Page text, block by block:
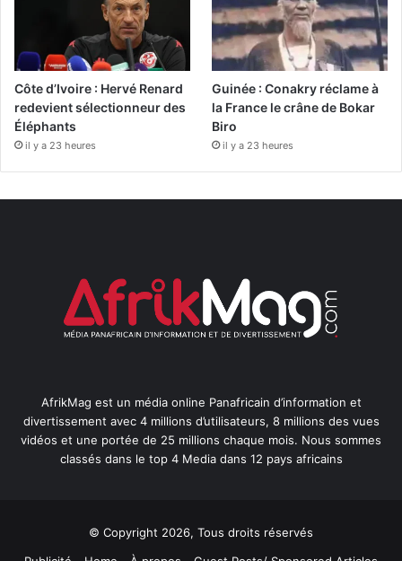
Côte d’Ivoire : Hervé Renard
redevient sélectionneur des
Éléphants
il y a 23 heures
Guinée : Conakry réclame à
la France le crâne de Bokar
Biro
il y a 23 heures
AfrikMag est un média online Panafricain d’information et
divertissement avec 4 millions d’utilisateurs, 8 millions des vues
vidéos et une portée de 25 millions chaque mois. Nous sommes
classés dans le top 4 Media dans 12 pays africains
© Copyright 2026, Tous droits réservés